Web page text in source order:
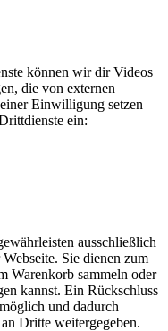
können wir dir Videos
die von externen
Einwilligung setzen
ein:
ausschließlich
Sie dienen zum
Warenkorb sammeln oder
kannst. Ein Rückschluss
und dadurch
Dritte weitergegeben.